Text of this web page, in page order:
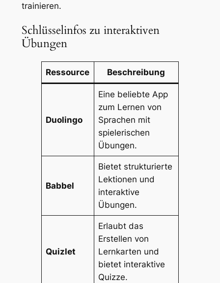
trainieren.
Schlüsselinfos zu interaktiven
Übungen
Ressource Beschreibung
Duolingo
Eine beliebte App
zum Lernen von
Sprachen mit
spielerischen
Übungen.
Babbel
Bietet strukturierte
Lektionen und
interaktive
Übungen.
Quizlet
Erlaubt das
Erstellen von
Lernkarten und
bietet interaktive
Quizze.